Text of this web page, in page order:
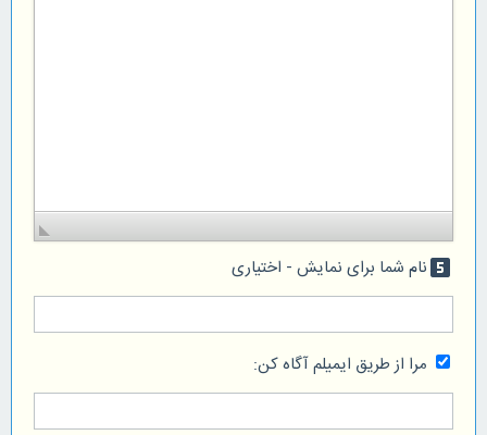
looks_5نام شما برای نمایش - اختیاری
مرا از طریق ایمیلم آگاه کن: